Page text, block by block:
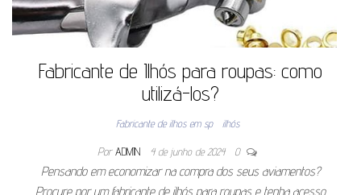
Fabricante de Ilhós para roupas: como
utilizá-los?
Fabricante de ilhos em sp ilhós
Por ADMIN 4 de junho de 2024 0
Pensando em economizar na compra dos seus aviamentos?
Procure por um fabricante de ilhós para roupas e tenha acesso